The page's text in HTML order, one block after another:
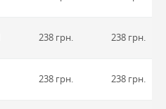
238 грн. 238 грн.
238 грн. 238 грн.